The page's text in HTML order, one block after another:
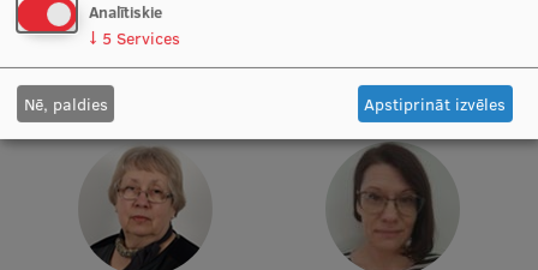
Starptautiskā sadarbība
Mobilitātes programmas
Starptautiskie projekti
Starptautiskie sadarbības partneri
projektu vadītāja, Docētāja
Analītiskie
↓ 5 Services
Nē, paldies Apstiprināt izvēles